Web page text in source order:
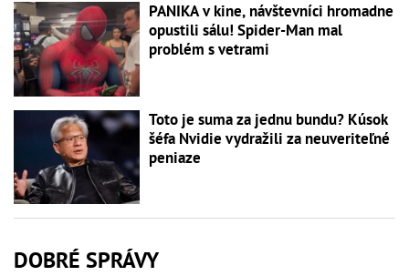
PANIKA v kine, návštevníci hromadne
opustili sálu! Spider-Man mal
problém s vetrami
Toto je suma za jednu bundu? Kúsok
šéfa Nvidie vydražili za neuveriteľné
peniaze
DOBRÉ SPRÁVY